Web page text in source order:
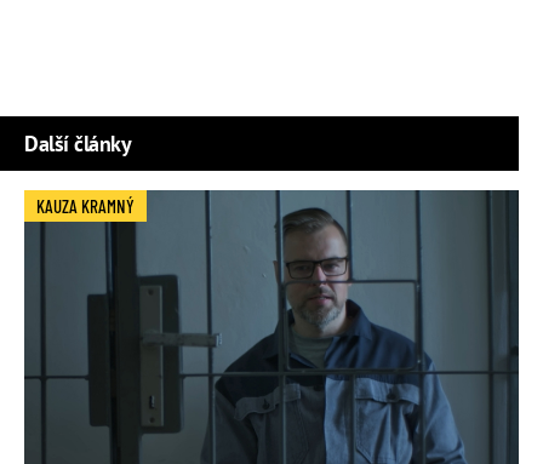
Další články
KAUZA KRAMNÝ